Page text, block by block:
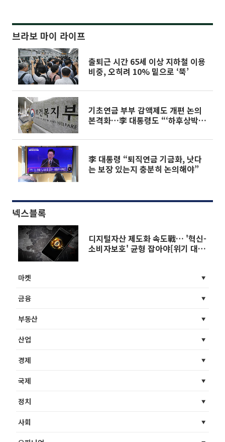
브라보 마이 라이프
출퇴근 시간 65세 이상 지하철 이용
비중, 오히려 10% 밑으로 ‘뚝’
기초연금 부부 감액제도 개편 논의
본격화…李 대통령도 “‘하후상박’
李 대통령 “퇴직연금 기금화, 낫다
는 보장 있는지 충분히 논의해야”
넥스블록
디지털자산 제도화 속도戰… '혁신-
소비자보호' 균형 잡아야[위기 대한
마켓
금융
부동산
산업
경제
국제
정치
사회